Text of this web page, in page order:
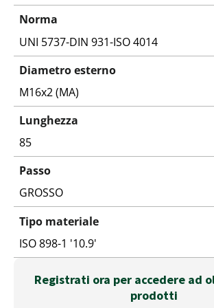
Norma
UNI 5737-DIN 931-ISO 4014
Diametro esterno
M16x2 (MA)
Lunghezza
85
Passo
GROSSO
Tipo materiale
ISO 898-1 '10.9'
Registrati ora per accedere ad
prodotti